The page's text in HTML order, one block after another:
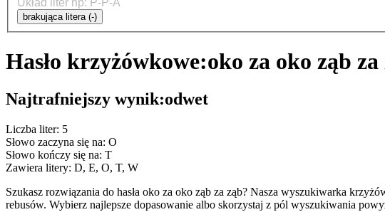
brakująca litera (-)
Hasło krzyżówkowe:oko za oko ząb za
Najtrafniejszy wynik:odwet
Liczba liter: 5
Słowo zaczyna się na: O
Słowo kończy się na: T
Zawiera litery: D, E, O, T, W
Szukasz rozwiązania do hasła oko za oko ząb za ząb? Nasza wyszukiwarka
rebusów. Wybierz najlepsze dopasowanie albo skorzystaj z pól wyszukiwania